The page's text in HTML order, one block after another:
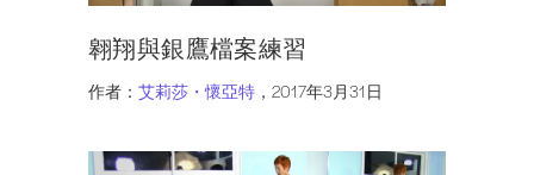
翱翔與銀鷹檔案練習
作者： 艾莉莎・懷亞特 ，2017年3月31日